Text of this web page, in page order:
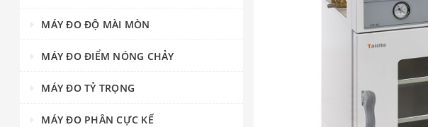
MÁY ĐO ĐỘ MÀI MÒN
MÁY ĐO ĐIỂM NÓNG CHẢY
MÁY ĐO TỶ TRỌNG
MÁY ĐO PHÂN CỰC KẾ